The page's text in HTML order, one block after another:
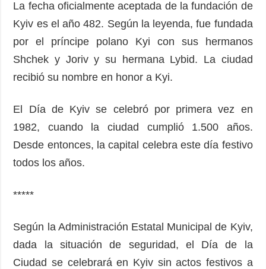
La fecha oficialmente aceptada de la fundación de
Kyiv es el año 482. Según la leyenda, fue fundada
por el príncipe polano Kyi con sus hermanos
Shchek y Joriv y su hermana Lybid. La ciudad
recibió su nombre en honor a Kyi.
El Día de Kyiv se celebró por primera vez en
1982, cuando la ciudad cumplió 1.500 años.
Desde entonces, la capital celebra este día festivo
todos los años.
*****
Según la Administración Estatal Municipal de Kyiv,
dada la situación de seguridad, el Día de la
Ciudad se celebrará en Kyiv sin actos festivos a